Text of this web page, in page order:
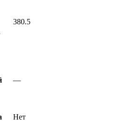
380.5
—
Нет